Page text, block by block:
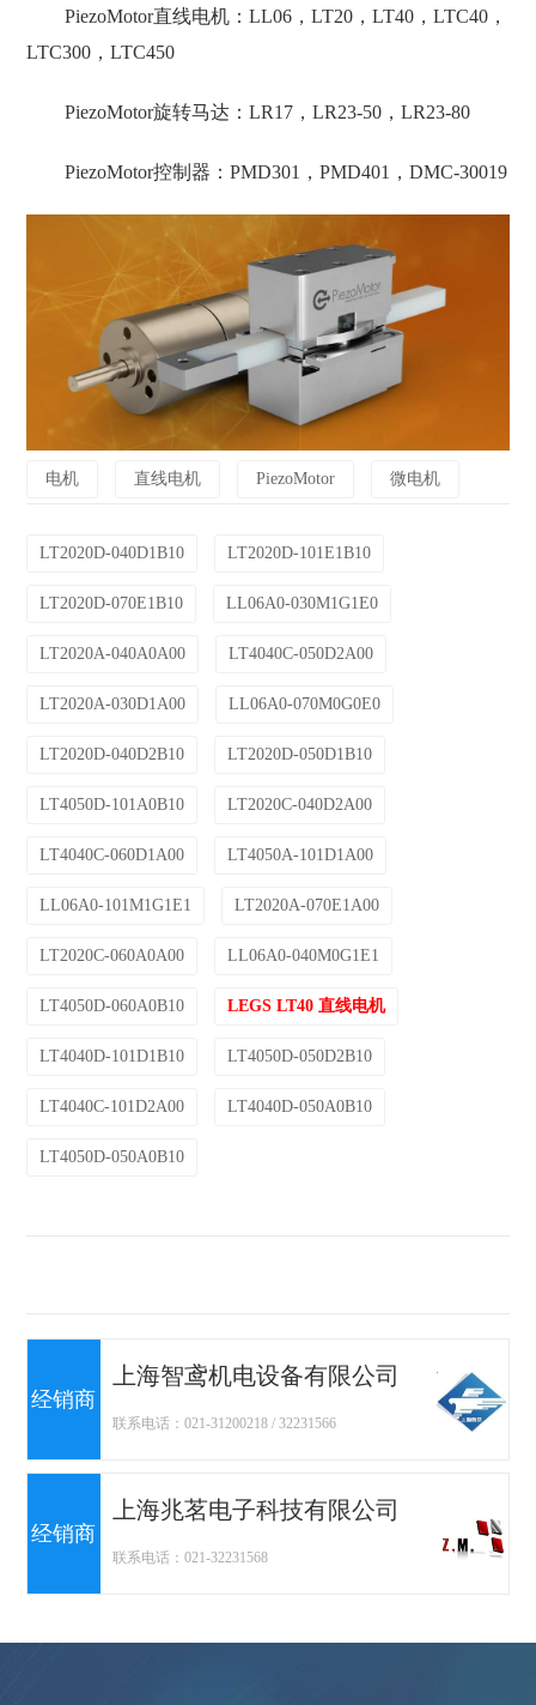
PiezoMotor直线电机：LL06，LT20，LT40，LTC40，
LTC300，LTC450
PiezoMotor旋转马达：LR17，LR23-50，LR23-80
PiezoMotor控制器：PMD301，PMD401，DMC-30019
电机 直线电机 PiezoMotor 微电机
LT2020D-040D1B10 LT2020D-101E1B10
LT2020D-070E1B10 LL06A0-030M1G1E0
LT2020A-040A0A00 LT4040C-050D2A00
LT2020A-030D1A00 LL06A0-070M0G0E0
LT2020D-040D2B10 LT2020D-050D1B10
LT4050D-101A0B10 LT2020C-040D2A00
LT4040C-060D1A00 LT4050A-101D1A00
LL06A0-101M1G1E1 LT2020A-070E1A00
LT2020C-060A0A00 LL06A0-040M0G1E1
LT4050D-060A0B10 LEGS LT40 直线电机
LT4040D-101D1B10 LT4050D-050D2B10
LT4040C-101D2A00 LT4040D-050A0B10
LT4050D-050A0B10
经销商
上海智鸢机电设备有限公司
联系电话：021-31200218 / 32231566
经销商
上海兆茗电子科技有限公司
联系电话：021-32231568